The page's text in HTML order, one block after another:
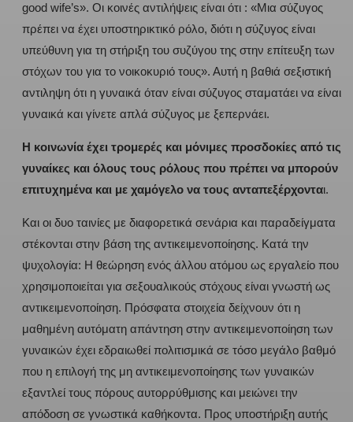
good wife’s». Οι κοινές αντιλήψεις είναι ότι : «Μια σύζυγος
πρέπει να έχει υποστηρικτικό ρόλο, διότι η σύζυγος είναι
υπεύθυνη για τη στήριξη του συζύγου της στην επίτευξη των
στόχων του για το νοικοκυριό τους». Αυτή η βαθιά σεξιστική
αντιληψη ότι η γυναικά όταν είναι σύζυγος σταματάει να είναι
γυναικά και γίνετε απλά σύζυγος με ξεπερνάει.
Η κοινωνία έχει τρομερές και μόνιμες προσδοκίες από τις
γυναίκες και όλους τους ρόλους που πρέπει να μπορούν
επιτυχημένα και με χαμόγελο να τους ανταπεξέρχονται.
Και οι δυο ταινίες με διαφορετικά σενάρια και παραδείγματα
στέκονται στην βάση της αντικειμενοποίησης. Κατά την
ψυχολογία: Η θεώρηση ενός άλλου ατόμου ως εργαλείο που
χρησιμοποιείται για σεξουαλικούς στόχους είναι γνωστή ως
αντικειμενοποίηση. Πρόσφατα στοιχεία δείχνουν ότι η
μαθημένη αυτόματη απάντηση στην αντικειμενοποίηση των
γυναικών έχει εδραιωθεί πολιτισμικά σε τόσο μεγάλο βαθμό
που η επιλογή της μη αντικειμενοποίησης των γυναικών
εξαντλεί τους πόρους αυτορρύθμισης και μειώνει την
απόδοση σε γνωστικά καθήκοντα. Προς υποστήριξη αυτής